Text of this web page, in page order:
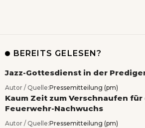
BEREITS GELESEN?
Jazz-Gottesdienst in der
Autor / Quelle:Pressemitteilung (pm)
Kaum Zeit zum Verschnaufen für
Feuerwehr-Nachwuchs
Autor / Quelle:Pressemitteilung (pm)